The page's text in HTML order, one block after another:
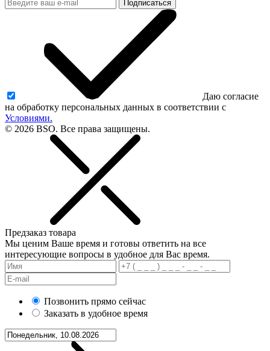
Подписаться
Даю согласие
на обработку персональных данных в соответствии с
Условиями.
© 2026 BSO. Все права защищены.
Предзаказ товара
Мы ценим Ваше время и готовы ответить на все
интересующие вопросы в удобное для Вас время.
Позвонить прямо сейчас
Заказать в удобное время